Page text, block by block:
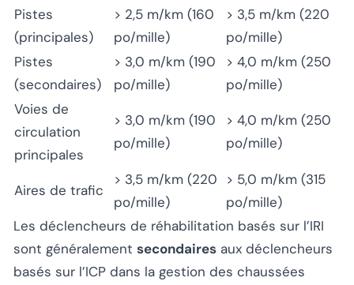
Pistes
(principales)
> 2,5 m/km (160
po/mille)
> 3,5 m/km (220
po/mille)
Pistes
(secondaires)
> 3,0 m/km (190
po/mille)
> 4,0 m/km (250
po/mille)
Voies de
circulation
principales
> 3,0 m/km (190
po/mille)
> 4,0 m/km (250
po/mille)
Aires de trafic
> 3,5 m/km (220
po/mille)
> 5,0 m/km (315
po/mille)
Les déclencheurs de réhabilitation basés sur l’IRI
sont généralement secondaires aux déclencheurs
basés sur l’ICP dans la gestion des chaussées